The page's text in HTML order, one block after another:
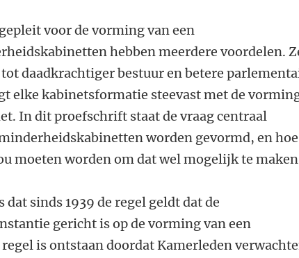
voor de vorming van een
hebben meerdere voordelen.
daadkrachtiger bestuur en betere
elke kabinetsformatie steevast met de
In dit proefschrift staat de vraag centraal
worden gevormd, en hoe
moeten worden om dat wel mogelijk te
sinds 1939 de regel geldt dat de
gericht is op de vorming van een
is ontstaan doordat Kamerleden